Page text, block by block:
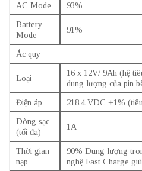
AC Mode
93%
Battery
Mode
91%
Ắc quy
Loại
16 x 12V/ 9Ah (hệ
dung lượng của pin
Điện áp
218.4 VDC ±1%
Dòng sạc
(tối đa)
1A
Thời gian
nạp
90% Dung lượng
nghệ Fast Charge